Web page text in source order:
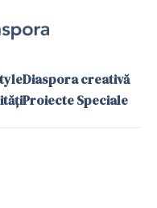
Diaspora creativă
Proiecte Speciale